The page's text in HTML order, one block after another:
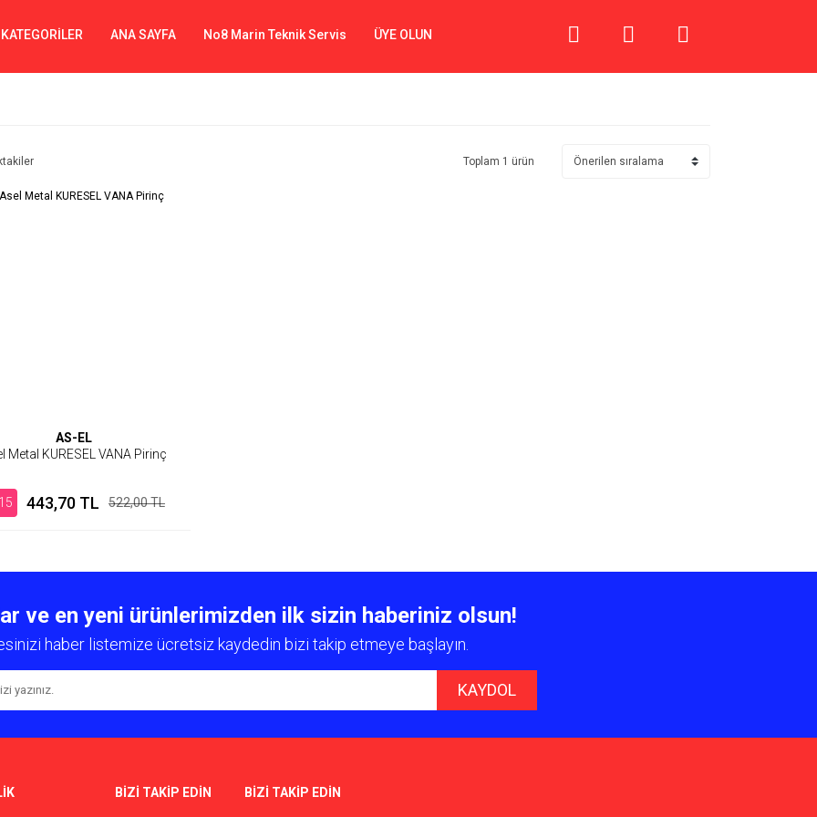
ANA SAYFA No8 Marin Teknik Servis ÜYE OLUN
Toplam 1 ürün
AS-EL
Metal KURESEL VANA Pirinç
443,70 TL 522,00 TL
ve en yeni ürünlerimizden ilk sizin haberiniz olsun!
haber listemize ücretsiz kaydedin bizi takip etmeye başlayın.
KAYDOL
BİZİ TAKİP EDİN BİZİ TAKİP EDİN